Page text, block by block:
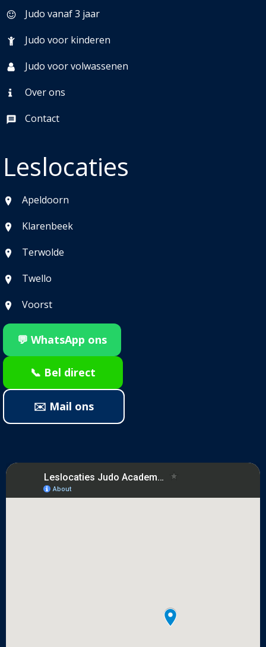
Judo vanaf 3 jaar
Judo voor kinderen
Judo voor volwassenen
Over ons
Contact
Leslocaties
Apeldoorn
Klarenbeek
Terwolde
Twello
Voorst
💬 WhatsApp ons
📞 Bel direct
✉️ Mail ons